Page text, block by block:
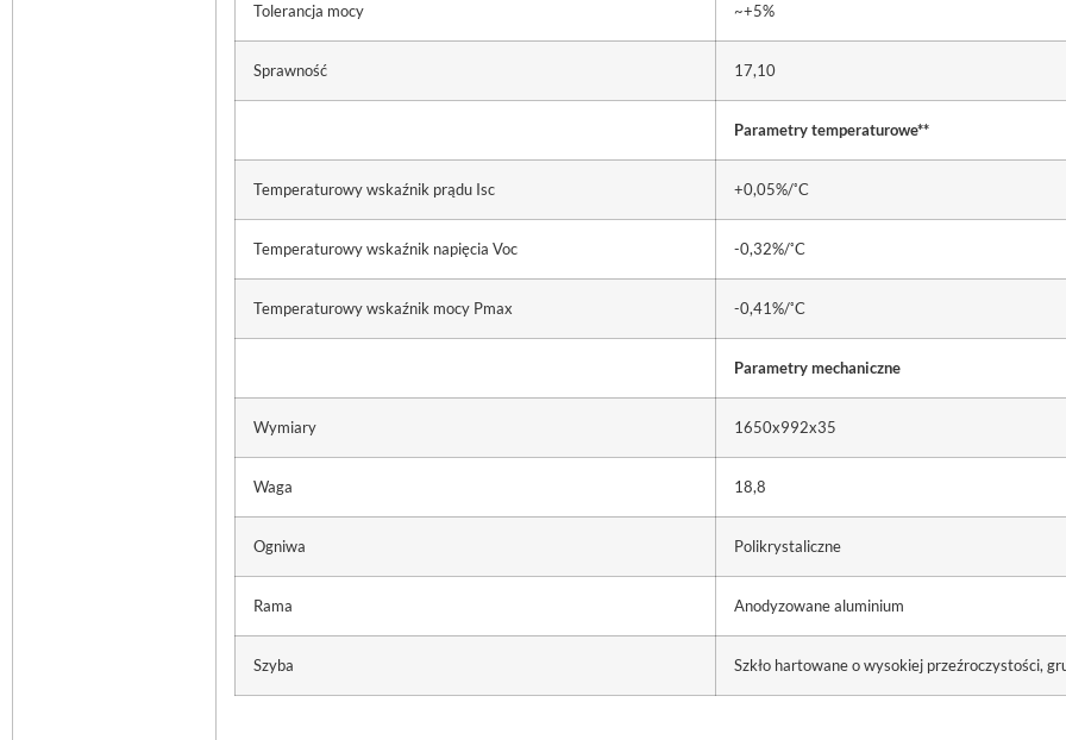
Tolerancja mocy ~+5%
Sprawność 17,10
Parametry temperaturowe**
Temperaturowy wskaźnik prądu Isc +0,05%/◦C
Temperaturowy wskaźnik napięcia Voc -0,32%/◦C
Temperaturowy wskaźnik mocy Pmax -0,41%/◦C
Parametry mechaniczne
Wymiary 1650x992x35
Waga 18,8
Ogniwa Polikrystaliczne
Rama Anodyzowane aluminium
Szyba Szkło hartowane o wysokiej przeźroczystości,